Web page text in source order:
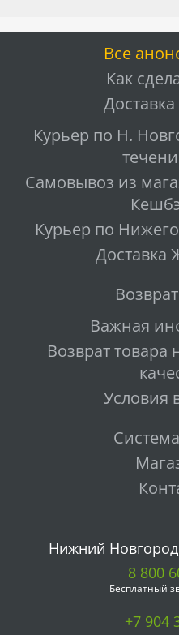
Все
Как
Курьер по Н.
Самовывоз из
Курьер по
Доставка
Важная
Возврат
Условия
Нижний
8 800
Бесплатный
+7 904